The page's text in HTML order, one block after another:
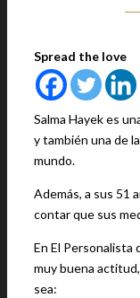
Spread the love
Salma Hayek es
y también una de
mundo.
Además, a sus 51
contar que sus
En El Personalista
muy buena actitud, y con
sea: